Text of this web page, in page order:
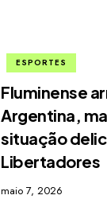
ESPORTES
Fluminense
Argentina,
situação
Libertadores
maio 7, 2026